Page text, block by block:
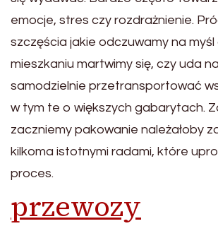
emocje, stres czy rozdrażnienie.
szczęścia jakie odczuwamy na myśl
mieszkaniu martwimy się, czy uda
samodzielnie przetransportować
w tym te o większych gabarytach.
zaczniemy pakowanie należałoby
kilkoma istotnymi radami, które
proces.
przewozy